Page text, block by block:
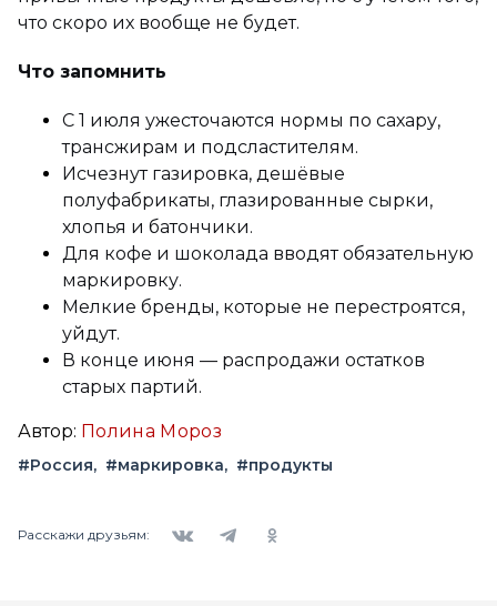
что скоро их вообще не будет.
Что запомнить
С 1 июля ужесточаются нормы по сахару,
трансжирам и подсластителям.
Исчезнут газировка, дешёвые
полуфабрикаты, глазированные сырки,
хлопья и батончики.
Для кофе и шоколада вводят обязательную
маркировку.
Мелкие бренды, которые не перестроятся,
уйдут.
В конце июня — распродажи остатков
старых партий.
Автор: Полина Мороз
#Россия #маркировка #продукты
Расскажи друзьям: